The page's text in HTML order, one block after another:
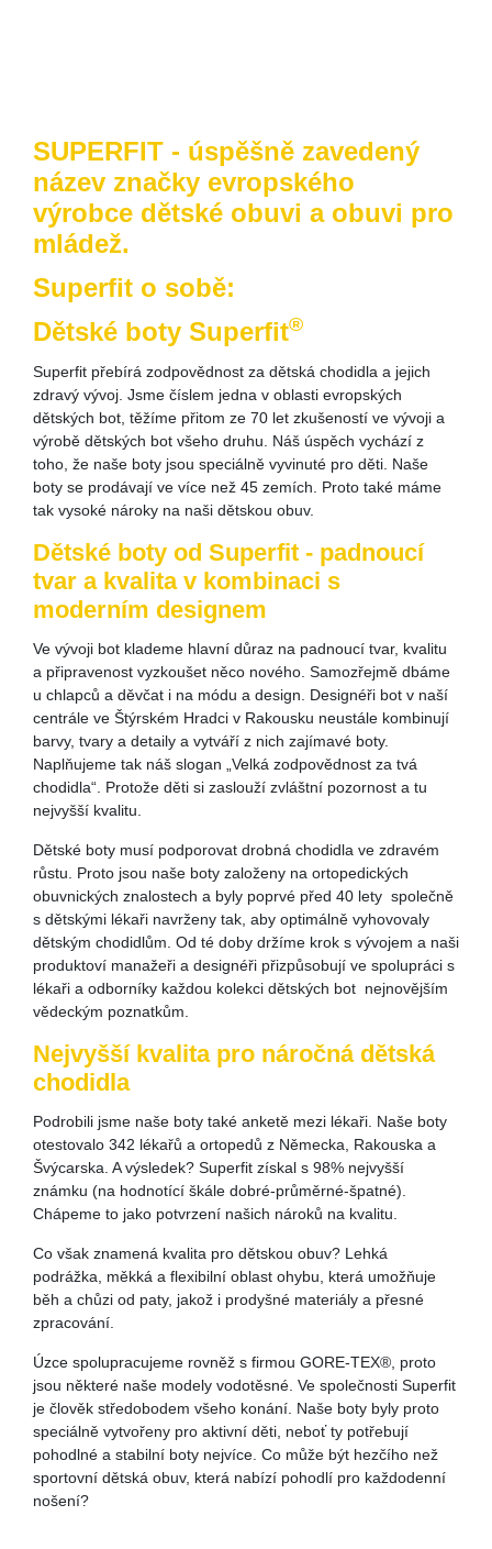
SUPERFIT - úspěšně zavedený
název značky evropského
výrobce dětské obuvi a obuvi pro
mládež.
Superfit o sobě:
Dětské boty Superfit®
Superfit přebírá zodpovědnost za dětská chodidla a jejich
zdravý vývoj. Jsme číslem jedna v oblasti evropských
dětských bot, těžíme přitom ze 70 let zkušeností ve vývoji a
výrobě dětských bot všeho druhu. Náš úspěch vychází z
toho, že naše boty jsou speciálně vyvinuté pro děti. Naše
boty se prodávají ve více než 45 zemích. Proto také máme
tak vysoké nároky na naši dětskou obuv.
Dětské boty od Superfit - padnoucí
tvar a kvalita v kombinaci s
moderním designem
Ve vývoji bot klademe hlavní důraz na padnoucí tvar, kvalitu
a připravenost vyzkoušet něco nového. Samozřejmě dbáme
u chlapců a děvčat i na módu a design. Designéři bot v naší
centrále ve Štýrském Hradci v Rakousku neustále kombinují
barvy, tvary a detaily a vytváří z nich zajímavé boty.
Naplňujeme tak náš slogan „Velká zodpovědnost za tvá
chodidla“. Protože děti si zaslouží zvláštní pozornost a tu
nejvyšší kvalitu.
Dětské boty musí podporovat drobná chodidla ve zdravém
růstu. Proto jsou naše boty založeny na ortopedických
obuvnických znalostech a byly poprvé před 40 lety společně
s dětskými lékaři navrženy tak, aby optimálně vyhovovaly
dětským chodidlům. Od té doby držíme krok s vývojem a naši
produktoví manažeři a designéři přizpůsobují ve spolupráci s
lékaři a odborníky každou kolekci dětských bot nejnovějším
vědeckým poznatkům.
Nejvyšší kvalita pro náročná dětská
chodidla
Podrobili jsme naše boty také anketě mezi lékaři. Naše boty
otestovalo 342 lékařů a ortopedů z Německa, Rakouska a
Švýcarska. A výsledek? Superfit získal s 98% nejvyšší
známku (na hodnotící škále dobré-průměrné-špatné).
Chápeme to jako potvrzení našich nároků na kvalitu.
Co však znamená kvalita pro dětskou obuv? Lehká
podrážka, měkká a flexibilní oblast ohybu, která umožňuje
běh a chůzi od paty, jakož i prodyšné materiály a přesné
zpracování.
Úzce spolupracujeme rovněž s firmou GORE-TEX®, proto
jsou některé naše modely vodotěsné. Ve společnosti Superfit
je člověk středobodem všeho konání. Naše boty byly proto
speciálně vytvořeny pro aktivní děti, neboť ty potřebují
pohodlné a stabilní boty nejvíce. Co může být hezčího než
sportovní dětská obuv, která nabízí pohodlí pro každodenní
nošení?